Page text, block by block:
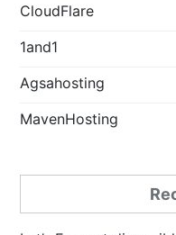
CloudFlare
1and1
Agsahosting
MavenHosting